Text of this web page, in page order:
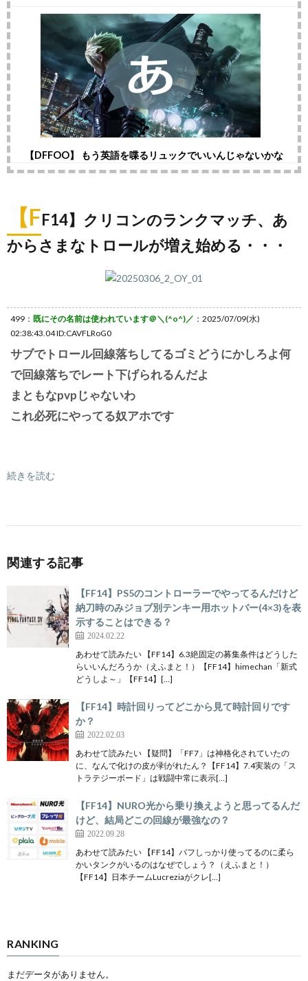
【DFFOO】 もう英語を喋るリュックでいいんじゃないかな
【FF14】クリコンのランクマッチ、あ
からさまなトロールが増え始める・・・
499： 既にその名前は使われています＠＼(^o^)／ ：2025/07/09(水)
02:38:43.04 ID:CAVFLRoG0
サブでトロール回線落ちしてるゴミどうにかしろよ何
で回線落ちでレート下げられるんだよ
まともなpvpじゃないわ
これ必死にやってる奴アホです
続きを読む
関連する記事
【FF14】PS5のコントローラーでやってるんだけど
納刀時のみジョブ別テンキー用ホットバー(4×3)を表
示することはできる？
2024.02.22
あわせて読みたい 【FF14】6.3絶固定の募集条件はどうした
らいいんだろうか（えふまと！）【FF14】himechan「新式
どうしよ～」【FF14】[…]
【FF14】時計回りってどこから見て時計回りです
か？
2022.02.03
あわせて読みたい 【疑問】「FF7」は神格化されていたの
に、なんで化けの皮が剥がれたん？【FF14】7.4実装の「ス
トラテジーボード」は戦闘中常に表示[…]
【FF14】NURO光から乗り換えようと思ってるんだ
けど、結局どこの回線が最強なの？
2022.09.28
あわせて読みたい 【FF14】バフしっかり使ってるのに柔ら
かいタンクがいるのはなぜでしょう？（えふまと！）
【FF14】日本チームLucreziaがクレ[…]
RANKING
まだデータがありません。